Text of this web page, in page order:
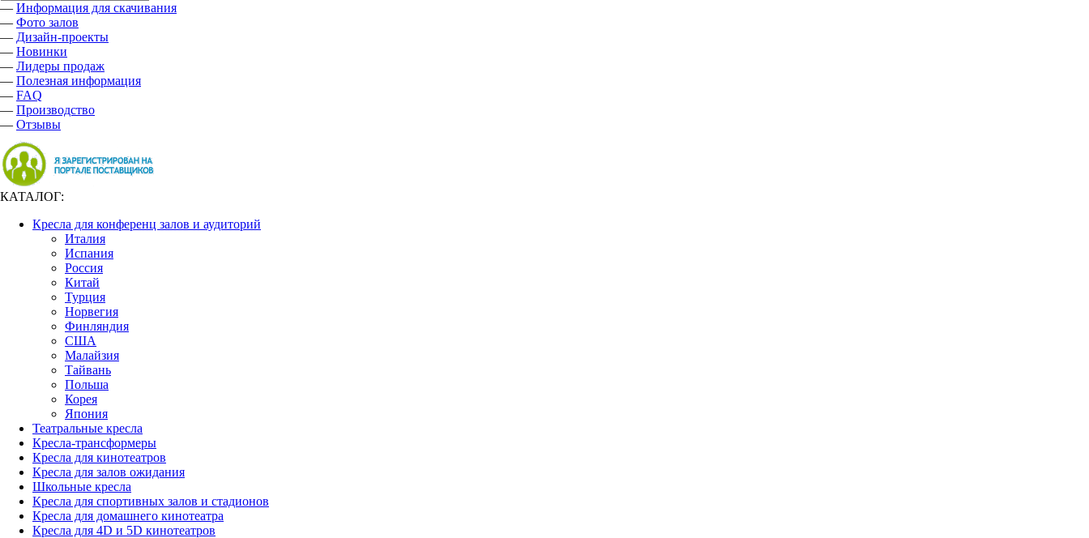
— Информация для скачивания
— Фото залов
— Дизайн-проекты
— Новинки
— Лидеры продаж
— Полезная информация
— FAQ
— Производство
— Отзывы
КАТАЛОГ:
Кресла для конференц залов и аудиторий
Италия
Испания
Россия
Китай
Турция
Норвегия
Финляндия
США
Малайзия
Тайвань
Польша
Корея
Япония
Театральные кресла
Кресла-трансформеры
Кресла для кинотеатров
Кресла для залов ожидания
Школьные кресла
Кресла для спортивных залов и стадионов
Кресла для домашнего кинотеатра
Кресла для 4D и 5D кинотеатров